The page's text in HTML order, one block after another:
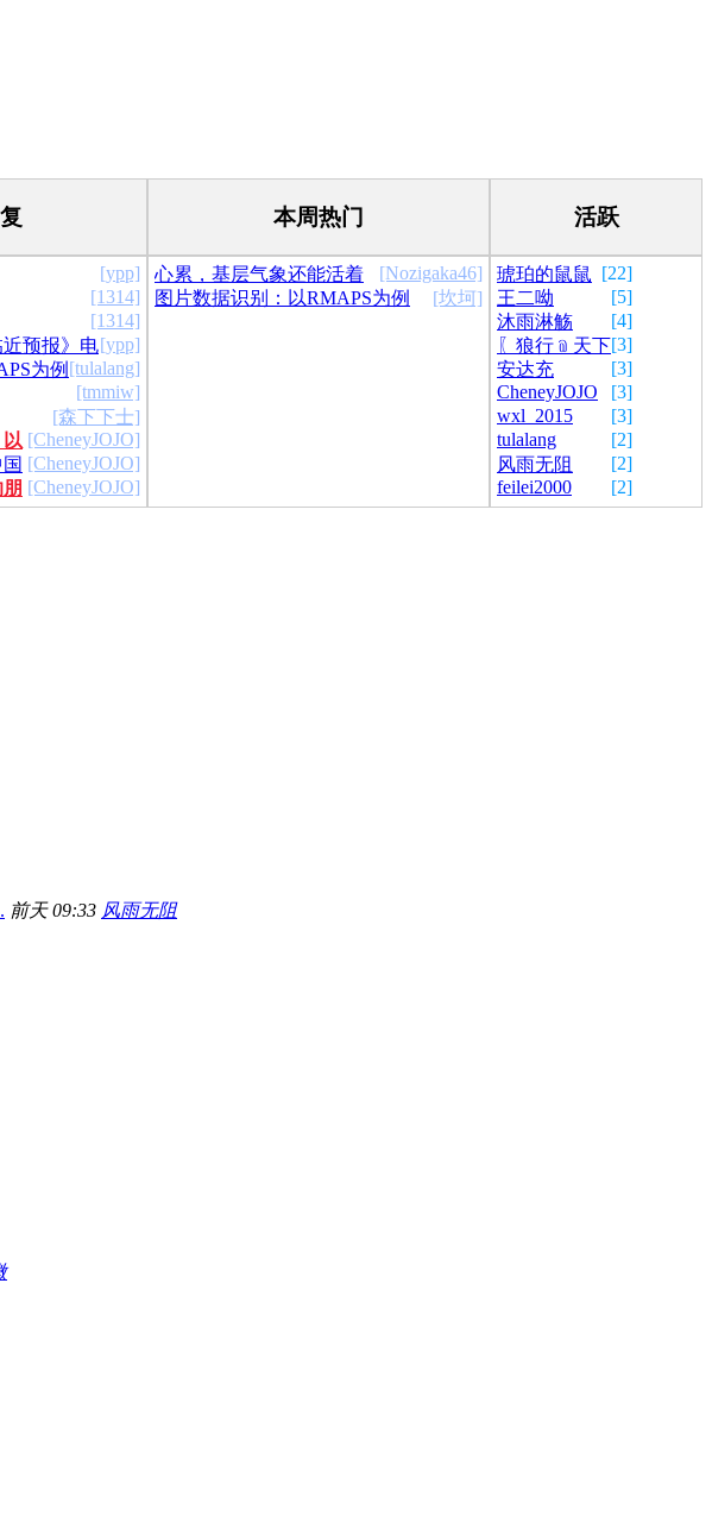
本周热门 活跃
[ypp]
[1314]
[1314]
[ypp]
预报》电
[tulalang]
为例
[tmmiw]
[森下下士]
[CheneyJOJO]
坐标轴了[..
[CheneyJOJO]
[CheneyJOJO]
[Nozigaka46]
心累，基层气象还能活着
吗
[坎坷]
图片数据识别：以RMAPS为例
[22]
琥珀的鼠鼠
[5]
王二呦
[4]
沐雨淋觞
[3]
〖狼行﹫天下
[3]
安达充
[3]
CheneyJOJO
[3]
wxl_2015
[2]
tulalang
[2]
风雨无阻
[2]
feilei2000
过去了，去年此时我还在焦虑
物换星移几度秋。 阁中帝子
then value = 1.e20
value, 0)
前天 09:33 风雨无阻